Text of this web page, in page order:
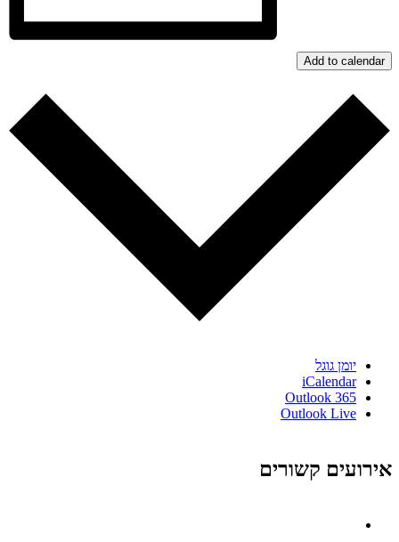
Add to calendar
יומן גוגל
iCalendar
Outlook 365
Outlook Live
אירועים קשורים